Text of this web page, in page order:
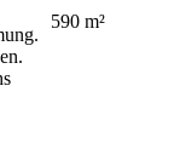
590 m²